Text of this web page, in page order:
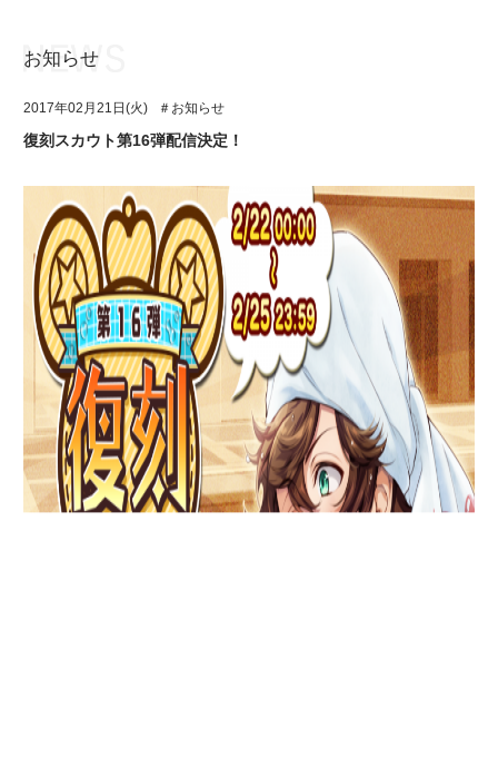
アプリゲーム
イベント・キャンペーン
ミュージック
グッズ・本
ギャラリー
ユニット&キャラクター
アプリゲーム
イベント・キャンペーン
ミュージック
グッズ・本
ギャラリー
お知らせ
2017年02月21日(火) ＃お知らせ
復刻スカウト第16弾配信決定！